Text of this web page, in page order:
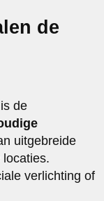
de
de
uitgebreide
verlichting of